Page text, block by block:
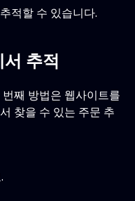
적할 수 있습니다.
추적
째 방법은 웹사이트를
찾을 수 있는 주문 추